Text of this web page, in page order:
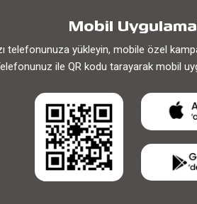
Mobil
telefonunuza yükleyin, mobile özel
ile QR kodu tarayarak mobil